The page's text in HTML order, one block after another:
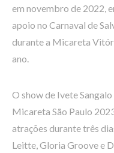
em novembro de 2022,
apoio no Carnaval de
durante a Micareta
ano.
O show de Ivete
Micareta São Paulo
atrações durante três
Leitte, Gloria Groove e